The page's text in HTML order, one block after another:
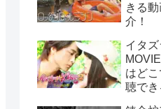
きる
介！
イタ
はど
聴で